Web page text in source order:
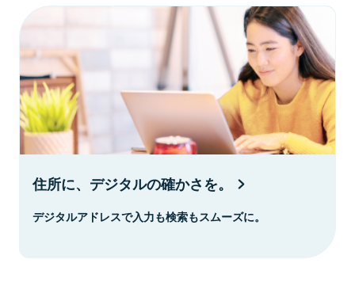
住所に、デジタルの確かさを。
デジタルアドレスで入力も検索もスムーズに。